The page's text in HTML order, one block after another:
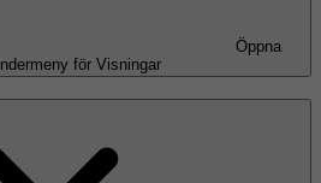
Öppna
för Visningar